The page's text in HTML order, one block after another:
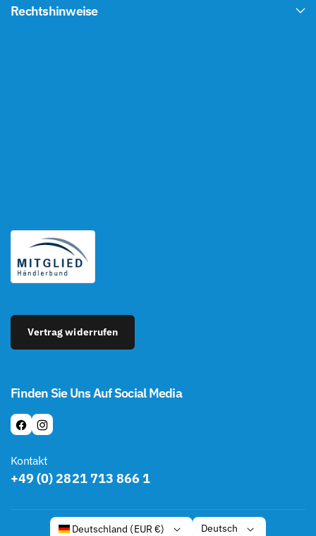
Rechtshinweise
Vertrag widerrufen
Finden Sie Uns Auf Social Media
F
C
E
I
S
T
Kontakt
+49 (0) 2821 713 866 1
Deutschland (EUR €) Deutsch